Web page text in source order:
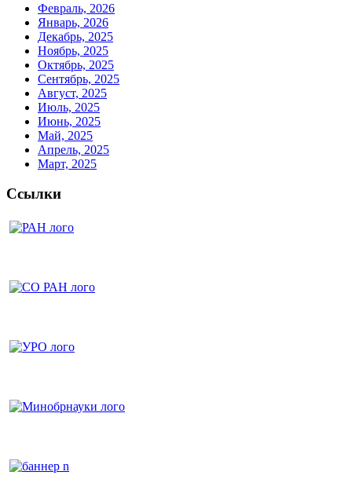
Февраль, 2026
Январь, 2026
Декабрь, 2025
Ноябрь, 2025
Октябрь, 2025
Сентябрь, 2025
Август, 2025
Июль, 2025
Июнь, 2025
Май, 2025
Апрель, 2025
Март, 2025
Ссылки